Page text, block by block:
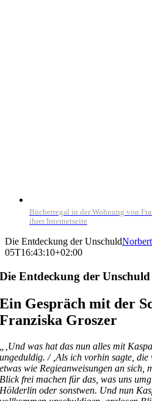
Bücherregal in der Wohnung von
ihrer Internetseite
Die Entdeckung der Unschuld
05T16:43:10+02:00
Die Entdeckung der Unschuld
Ein Gespräch mit der
Franziska Groszer
„‚Und was hat das nun alles mit
ungeduldig. / ‚Als ich vorhin sagte,
etwas wie Regieanweisungen an sich,
Blick frei machen für das, was uns
Hölderlin oder sonstwen. Und nun